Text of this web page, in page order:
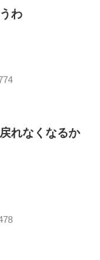
わ
れなくなるか